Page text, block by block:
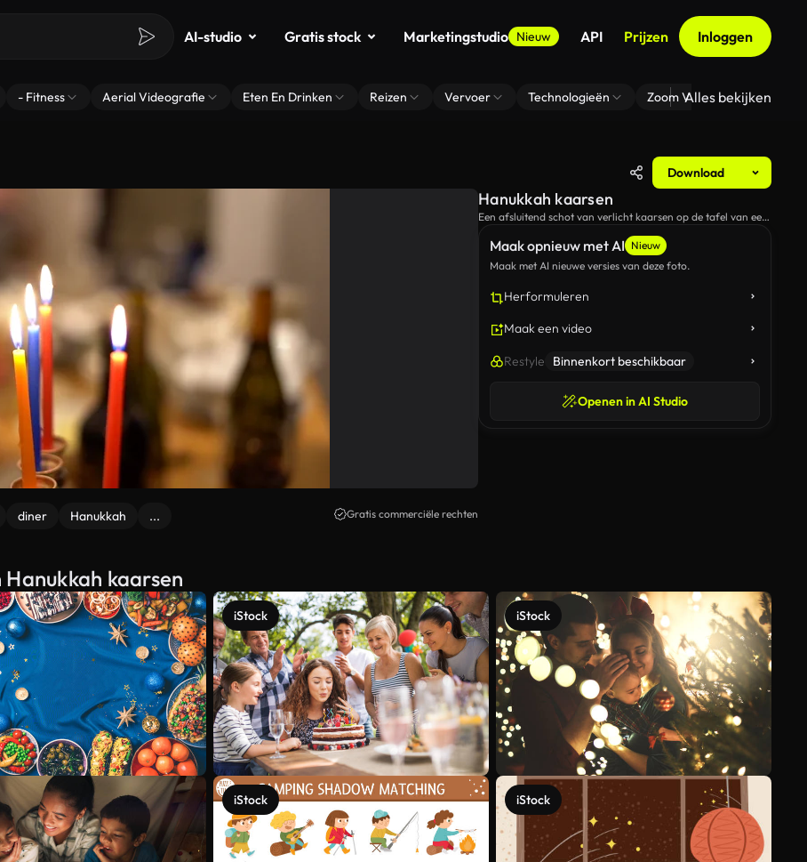
AI-studio Gratis stock Marketingstudio Nieuw API Prijzen Inloggen
- Fitness Aerial Videografie Eten En Drinken Reizen Vervoer Technologieën Zoom Virtuele
Alles bekijken
Download
diner Hanukkah ... Gratis commerciële rechten
Maak opnieuw met AI Nieuw
Maak met AI nieuwe versies van deze foto.
Herformuleren
Maak een video
Restyle Binnenkort beschikbaar
Openen in AI Studio
Hanukkah kaarsen
Een afsluitend schot van verlicht kaarsen op de tafel van een
kaarsen
iStock
iStock
iStock
iStock